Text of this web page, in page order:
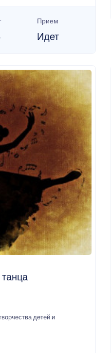
Прием
Идет
детей и